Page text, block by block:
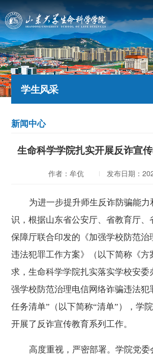
学生风采
新闻中心
生命科学学院扎实开展反诈宣
作者：牟伉 发布日期：
为进一步提升师生反诈防骗能力
识，根据山东省公安厅、省教育厅、
保障厅联合印发的《加强学校防范治
违法犯罪工作方案》（以下简称《方
求，生命科学学院扎实落实学校安委
强学校防范治理电信网络诈骗违法犯
任务清单”（以下简称“清单”），学
开展了反诈宣传教育系列工作。
高度重视，严密部署。学院党委